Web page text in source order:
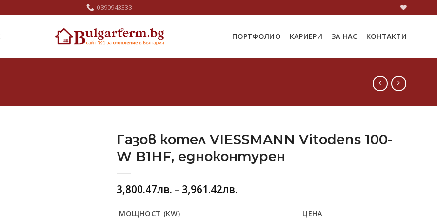
0890943333
ПОРТФОЛИО КАРИЕРИ ЗА НАС КОНТАКТИ
Газов котел VIESSMANN Vitodens 100-
W B1HF, едноконтурен
3,800.47лв. – 3,961.42лв.
МОЩНОСТ (KW)
ЦЕНА